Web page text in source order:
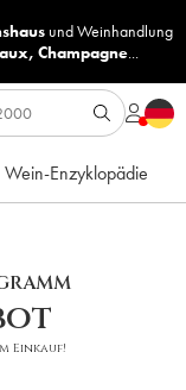
undWeinhandlung
, Champagne...
Wein-Enzyklopädie
Einkauf!